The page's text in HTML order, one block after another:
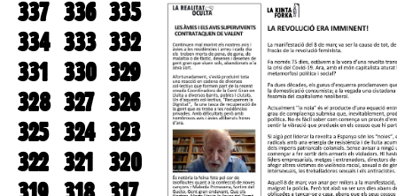
337 336 335
334 333 332
331 330 329
328 327 326
325 324 323
322 321 320